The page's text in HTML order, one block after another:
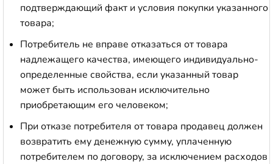
подтверждающий факт и условия покупки указанного
товара;
Потребитель не вправе отказаться от товара
надлежащего качества, имеющего индивидуально-
определенные свойства, если указанный товар
может быть использован исключительно
приобретающим его человеком;
При отказе потребителя от товара продавец должен
возвратить ему денежную сумму, уплаченную
потребителем по договору, за исключением расходов